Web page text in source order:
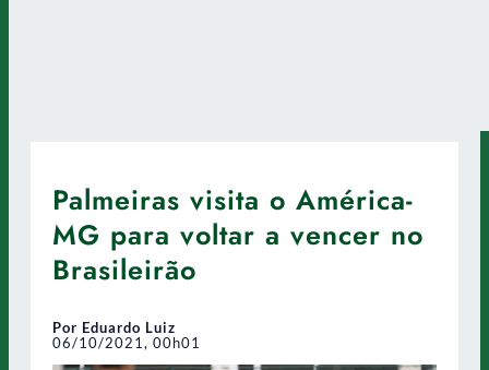
Palmeiras visita o América-
MG para voltar a vencer no
Brasileirão
Por Eduardo Luiz
06/10/2021, 00h01